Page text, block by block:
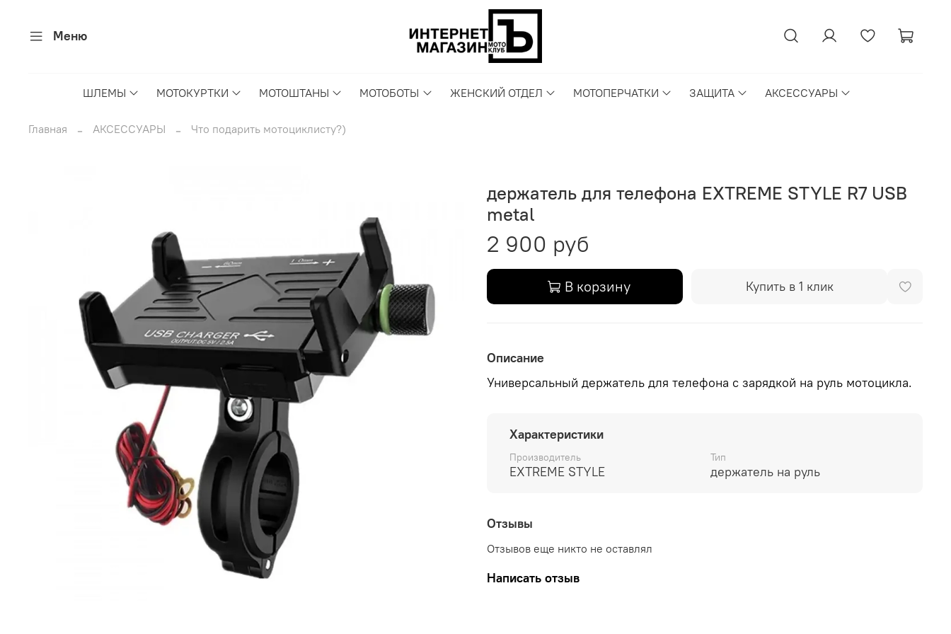
Меню
ШЛЕМЫ МОТОКУРТКИ МОТОШТАНЫ МОТОБОТЫ ЖЕНСКИЙ ОТДЕЛ МОТОПЕРЧАТКИ ЗАЩИТА АКСЕССУАРЫ
Главная АКСЕССУАРЫ Что подарить мотоциклисту?)
держатель для телефона EXTREME STYLE R7 USB
metal
2 900 руб
В корзину Купить в 1 клик
Описание
Универсальный держатель для телефона с зарядкой на руль мотоцикла.
Характеристики
Производитель
EXTREME STYLE
Тип
держатель на руль
Отзывы
Отзывов еще никто не оставлял
Написать отзыв